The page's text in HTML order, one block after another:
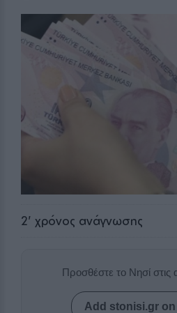
2' χρόνος ανάγνωσης
Προσθέστε το Νησί στις
Add stonisi.gr